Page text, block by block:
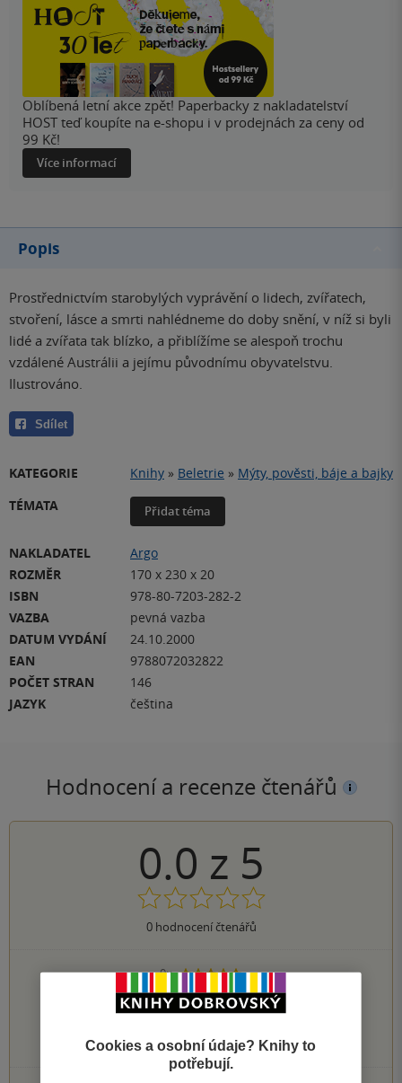
Oblíbená letní akce zpět! Paperbacky z nakladatelství
HOST teď koupíte na e-shopu i v prodejnách za ceny od
99 Kč!
Více informací
Popis
Prostřednictvím starobylých vyprávění o lidech, zvířatech,
stvoření, lásce a smrti nahlédneme do doby snění, v níž si byli
lidé a zvířata tak blízko, a přiblížíme se alespoň trochu
vzdálené Austrálii a jejímu původnímu obyvatelstvu.
Ilustrováno.
Sdílet
KATEGORIE Knihy » Beletrie » Mýty, pověsti, báje a bajky
TÉMATA
Přidat téma
NAKLADATEL
Argo
ROZMĚR
170 x 230 x 20
ISBN
978-80-7203-282-2
VAZBA
pevná vazba
DATUM VYDÁNÍ
24.10.2000
EAN
9788072032822
POČET STRAN
146
JAZYK
čeština
Hodnocení a recenze čtenářů
0.0 z 5
0hodnocení čtenářů
0×
5 hvězdiček
0×
4 hvězdičky
0×
3 hvězdičky
0×
1 hvezdička
Cookies a osobní údaje? Knihy to
potřebují.